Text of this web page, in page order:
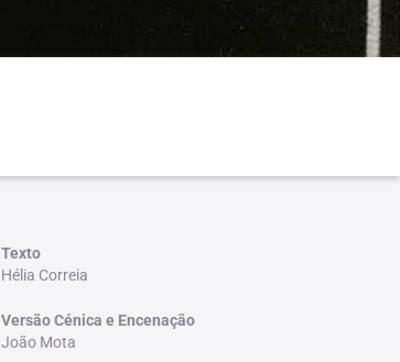
Texto
Hélia Correia
Versão Cénica e Encenação
João Mota